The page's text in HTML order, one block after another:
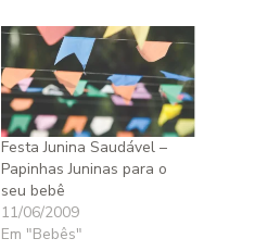
Festa Junina Saudável –
Papinhas Juninas para o
seu bebê
11/06/2009
Em "Bebês"